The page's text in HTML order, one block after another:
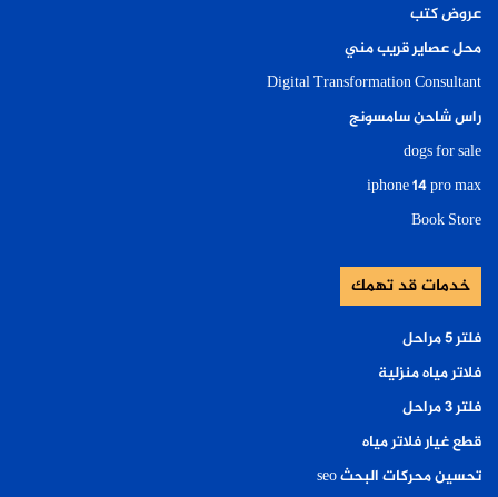
عروض كتب
محل عصاير قريب مني
Digital Transformation Consultant
راس شاحن سامسونج
dogs for sale
iphone 14 pro max
Book Store
خدمات قد تهمك
فلتر ٥ مراحل
فلاتر مياه منزلية
فلتر ٣ مراحل
قطع غيار فلاتر مياه
تحسين محركات البحث seo